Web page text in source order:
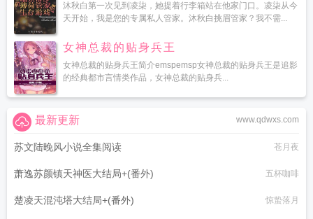
沐秋白第一次见到凌柒，她提着行李箱站在他家门口。凌柒从今
天开始，我是您的专属私人管家。沐秋白挑眉管家？我不需...
女神总裁的贴身兵王
女神总裁的贴身兵王简介emspemsp女神总裁的贴身兵王是追影
的经典都市言情类作品，女神总裁的贴身兵...
www.qdwxs.com
最新更新
苏文陆晚风小说全集阅读 苍月夜
萧逸苏颜镇天神医大结局+(番外) 五杯咖啡
楚凌天混沌塔大结局+(番外) 惊蛰落月